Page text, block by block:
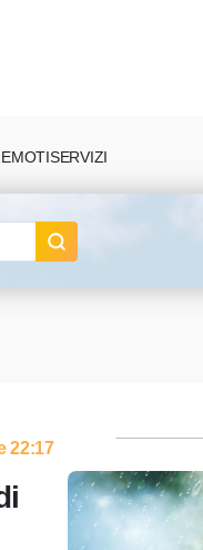
SERVIZI
22:17